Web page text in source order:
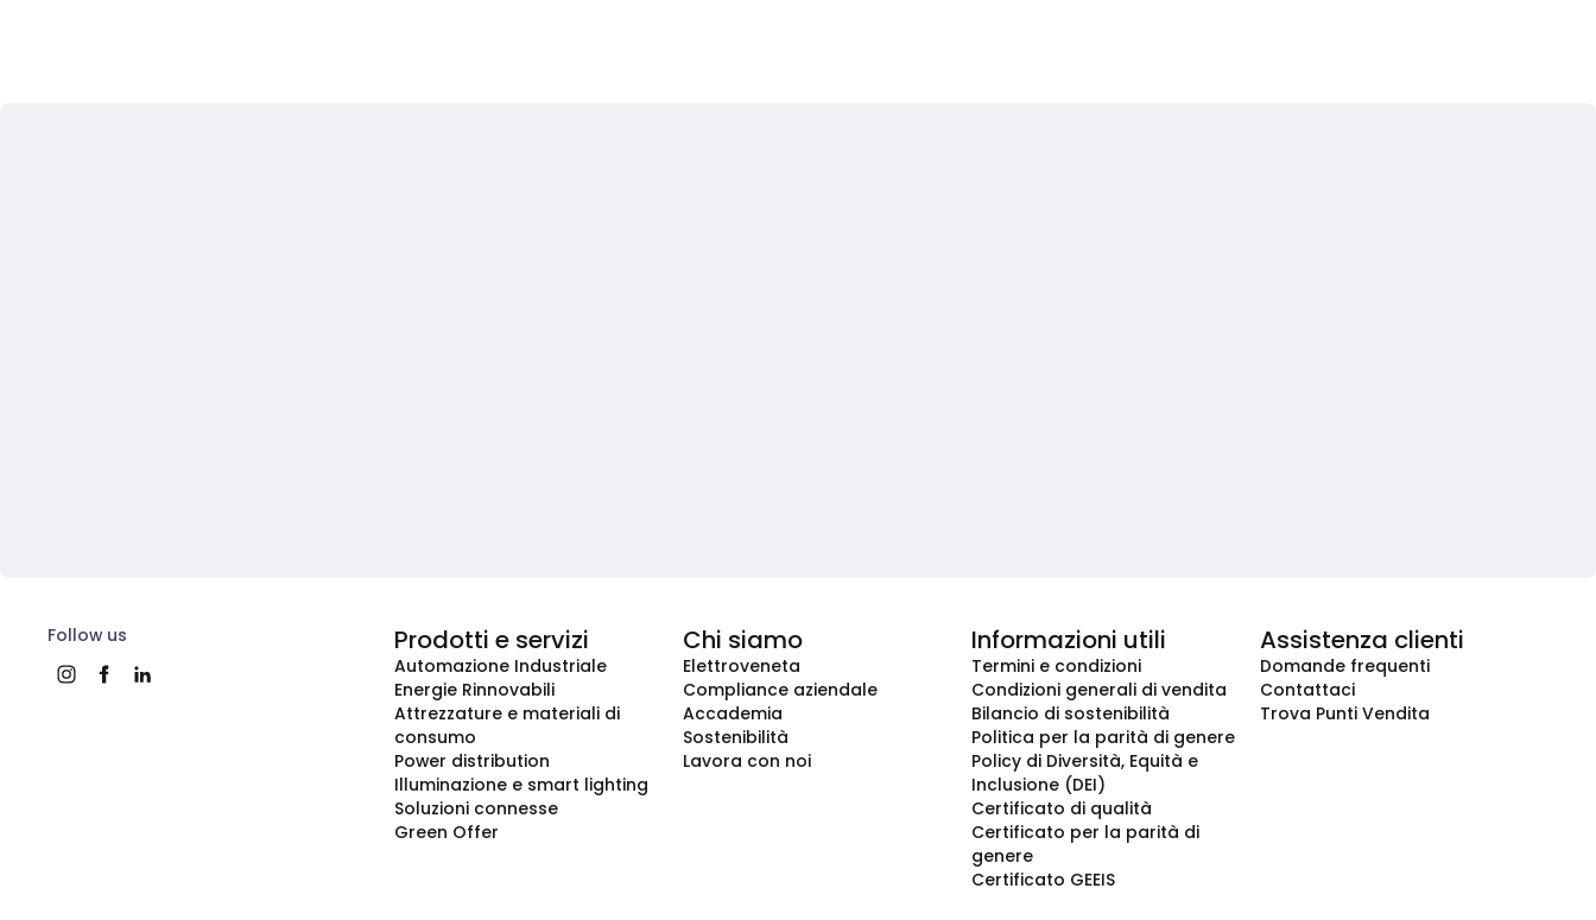
Follow us Prodotti e servizi
Automazione Industriale
Energie Rinnovabili
Attrezzature e materiali di
consumo
Power distribution
Illuminazione e smart lighting
Soluzioni connesse
Green Offer
Chi siamo
Elettroveneta
Compliance aziendale
Accademia
Sostenibilità
Lavora con noi
Informazioni utili
Termini e condizioni
Condizioni generali di vendita
Bilancio di sostenibilità
Politica per la parità di genere
Policy di Diversità, Equità e
Inclusione (DEI)
Certificato di qualità
Certificato per la parità di
genere
Certificato GEEIS
Assistenza clienti
Domande frequenti
Contattaci
Trova Punti Vendita